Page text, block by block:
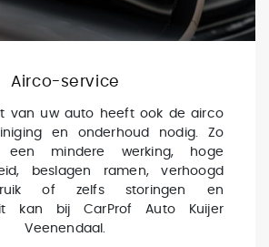
Airco-service
van uw auto heeft ook de airco
en onderhoud nodig. Zo
mindere werking, hoge
beslagen ramen, verhoogd
of zelfs storingen en
kan bij CarProf Auto Kuijer
Veenendaal.